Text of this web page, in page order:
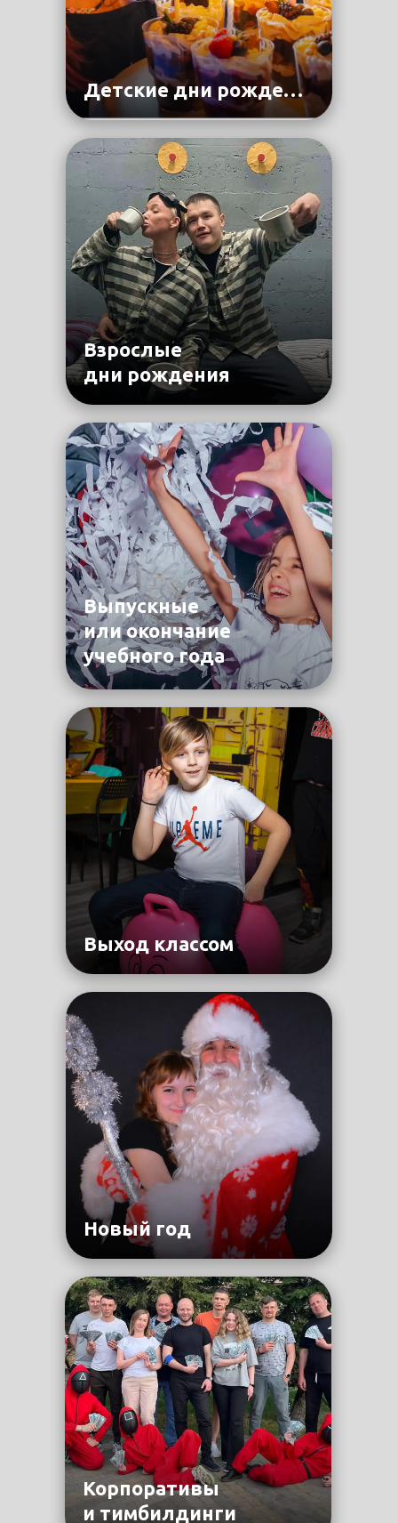
Выход классом
Взрослые
дни рождения
Новый год
Выпускные
или окончание
учебного года
Корпоративы
и тимбилдинги
Детские дни рождения